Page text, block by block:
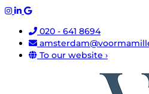
020 - 641 8694
To our website ›